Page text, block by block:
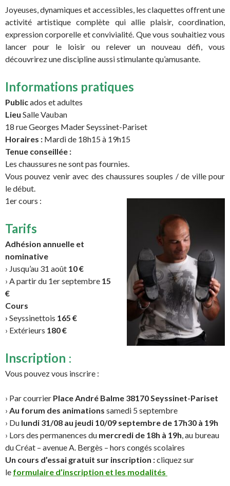
Joyeuses, dynamiques et accessibles, les claquettes offrent une
activité artistique complète qui allie plaisir, coordination,
expression corporelle et convivialité. Que vous souhaitiez vous
lancer pour le loisir ou relever un nouveau défi, vous
découvrirez une discipline aussi stimulante qu’amusante.
Informations pratiques
Publicados et adultes
Lieu Salle Vauban
18 rue Georges Mader Seyssinet-Pariset
Horaires : Mardi de 18h15 à 19h15
Tenue conseillée :
Les chaussures ne sont pas fournies.
Vous pouvez venir avec des chaussures souples / de ville pour
le début.
1er cours :
Tarifs
Adhésion annuelle et
nominative
› Jusqu’au 31 août 10 €
› A partir du 1er septembre 15
€
Cours
› Seyssinettois 165 €
› Extérieurs 180 €
Inscription :
Vous pouvez vous inscrire :
› Par courrier Place André Balme 38170 Seyssinet-Pariset
› Au forum des animations samedi 5 septembre
› Du lundi 31/08 au jeudi 10/09 septembre de 17h30 à 19h
› Lors des permanences du mercredi de 18h à 19h, au bureau
du Créat – avenue A. Bergès – hors congés scolaires
Un cours d’essai gratuit sur inscription :cliquez sur
le formulaire d’inscription et les modalités